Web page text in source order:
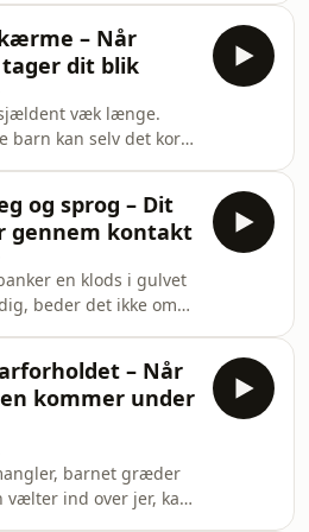
du skal løse alt med
om de forskellige
afsnit handler
og
Helen Lyng
tilknytning som et
der formes gennem
og reparationer.
Heller ikke
følelse lige efter
– Når
dit blik
væk længe.
barn kan selv det korte
om.Imran Rashid og
Helen Lyng
hvad der sker,
feeds og skærme
væk fra
at skabe skyld, men
synligt, hvad de
og sprog – Dit
gennem kontakt
en klods i gulvet
beder det ikke om
og
Helen Lyng
leg og sprog som
frem i samspillet
voksen. Sprog
om ord. Det handler
– Når
kommer under
barnet græder
vælter ind over jer, kan